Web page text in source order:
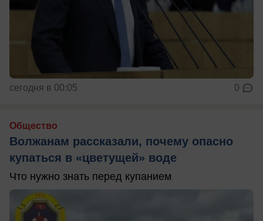
сегодня в 00:05 0
Общество
Волжанам рассказали, почему опасно
купаться в «цветущей» воде
Что нужно знать перед купанием